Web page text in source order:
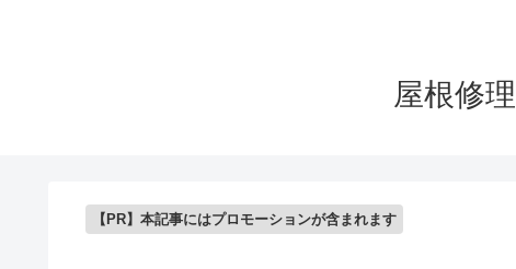
屋根修
【PR】本記事にはプロモーションが含まれます